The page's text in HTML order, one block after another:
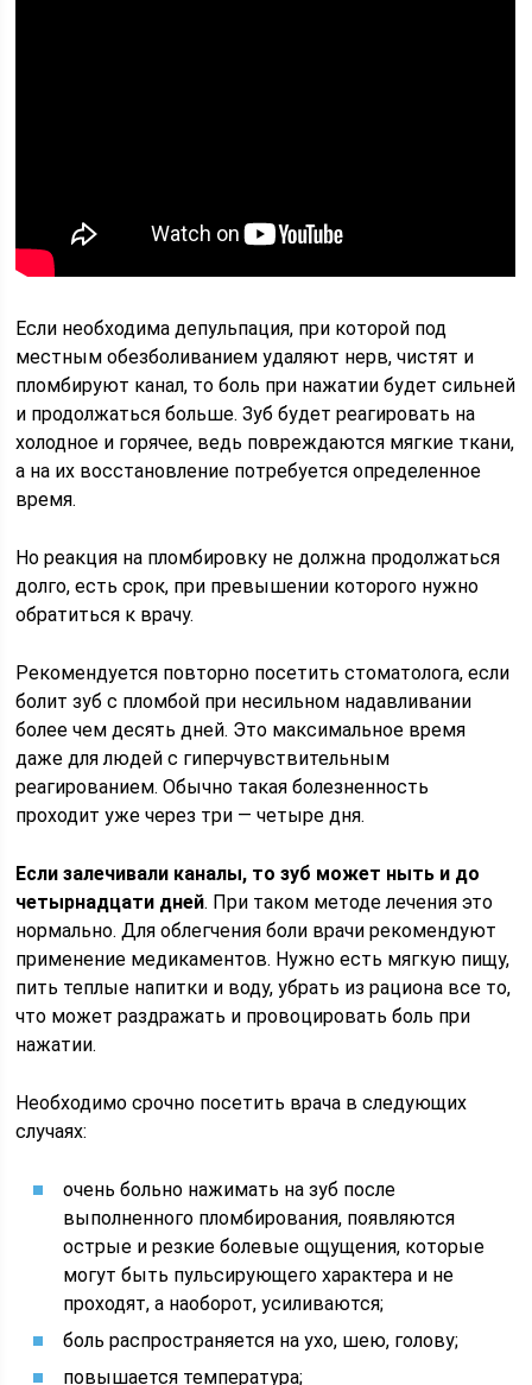
Если необходима депульпация, при которой под
местным обезболиванием удаляют нерв, чистят и
пломбируют канал, то боль при нажатии будет сильней
и продолжаться больше. Зуб будет реагировать на
холодное и горячее, ведь повреждаются мягкие ткани,
а на их восстановление потребуется определенное
время.
Но реакция на пломбировку не должна продолжаться
долго, есть срок, при превышении которого нужно
обратиться к врачу.
Рекомендуется повторно посетить стоматолога, если
болит зуб с пломбой при несильном надавливании
более чем десять дней. Это максимальное время
даже для людей с гиперчувствительным
реагированием. Обычно такая болезненность
проходит уже через три — четыре дня.
Если залечивали каналы, то зуб может ныть и до
четырнадцати дней. При таком методе лечения это
нормально. Для облегчения боли врачи рекомендуют
применение медикаментов. Нужно есть мягкую пищу,
пить теплые напитки и воду, убрать из рациона все то,
что может раздражать и провоцировать боль при
нажатии.
Необходимо срочно посетить врача в следующих
случаях:
очень больно нажимать на зуб после
выполненного пломбирования, появляются
острые и резкие болевые ощущения, которые
могут быть пульсирующего характера и не
проходят, а наоборот, усиливаются;
боль распространяется на ухо, шею, голову;
повышается температура;